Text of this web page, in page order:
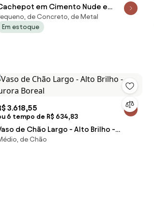
em Cimento Nude e
- 21x20cm
de Concreto, de Metal
Em estoque
3.618,55
6 tempo de R$ 634,83
de Chão Largo - Alto Brilho -
Boreal
de Chão